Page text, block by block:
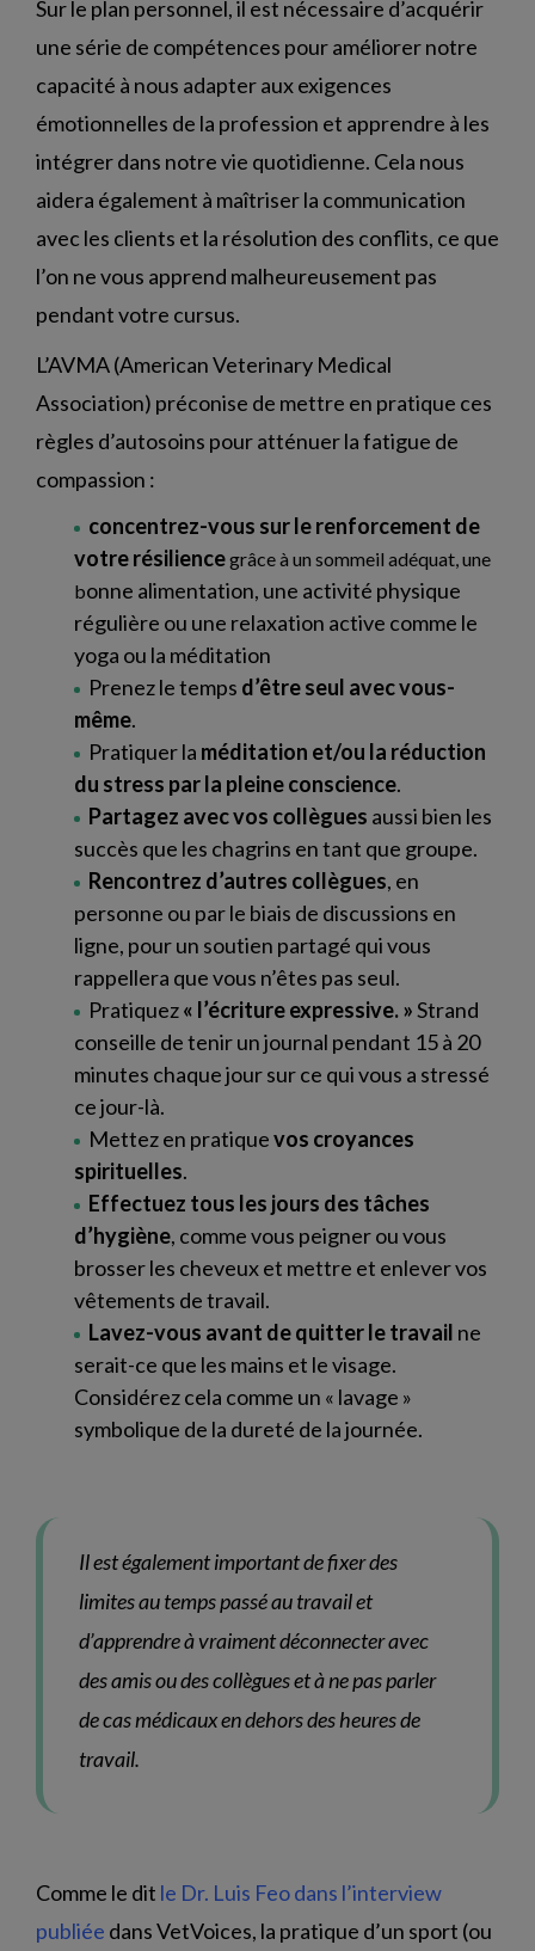
Sur le plan personnel, il est nécessaire d’acquérir
une série de compétences pour améliorer notre
capacité à nous adapter aux exigences
émotionnelles de la profession et apprendre à les
intégrer dans notre vie quotidienne. Cela nous
aidera également à maîtriser la communication
avec les clients et la résolution des conflits, ce que
l’on ne vous apprend malheureusement pas
pendant votre cursus.
L’AVMA (American Veterinary Medical
Association) préconise de mettre en pratique ces
règles d’autosoins pour atténuer la fatigue de
compassion :
concentrez-vous sur le renforcement de
votre résiliencegrâce à un sommeil adéquat, une
bonne alimentation, une activité physique
régulière ou une relaxation active comme le
yoga ou la méditation
Prenez le temps d’être seul avec vous-
même.
Pratiquer la méditation et/ou la réduction
du stress par la pleine conscience.
Partagez avec vos collègues aussi bien les
succès que les chagrins en tant que groupe.
Rencontrez d’autres collègues, en
personne ou par le biais de discussions en
ligne, pour un soutien partagé qui vous
rappellera que vous n’êtes pas seul.
Pratiquez« l’écriture expressive. »Strand
conseille de tenir un journal pendant 15 à 20
minutes chaque jour sur ce qui vous a stressé
ce jour-là.
Mettez en pratiquevos croyances
spirituelles.
Effectuez tous les jours des tâches
d’hygiène, comme vous peigner ou vous
brosser les cheveux et mettre et enlever vos
vêtements de travail.
Lavez-vous avant de quitter le travail ne
serait-ce que les mains et le visage.
Considérez cela comme un « lavage »
symbolique de la dureté de la journée.
Il est également important de fixer des
limites au temps passé au travail et
d’apprendre à vraiment déconnecter avec
des amis ou des collègues et à ne pas parler
de cas médicaux en dehors des heures de
travail.
Comme le dit le Dr. Luis Feo dans l’interview
publiée dans VetVoices, la pratique d’un sport (ou